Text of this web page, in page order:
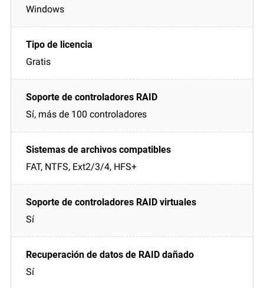
Windows
Gratis
Sí, más de 100 controladores
FAT, NTFS, Ext2/3/4, HFS+
Sí
Sí